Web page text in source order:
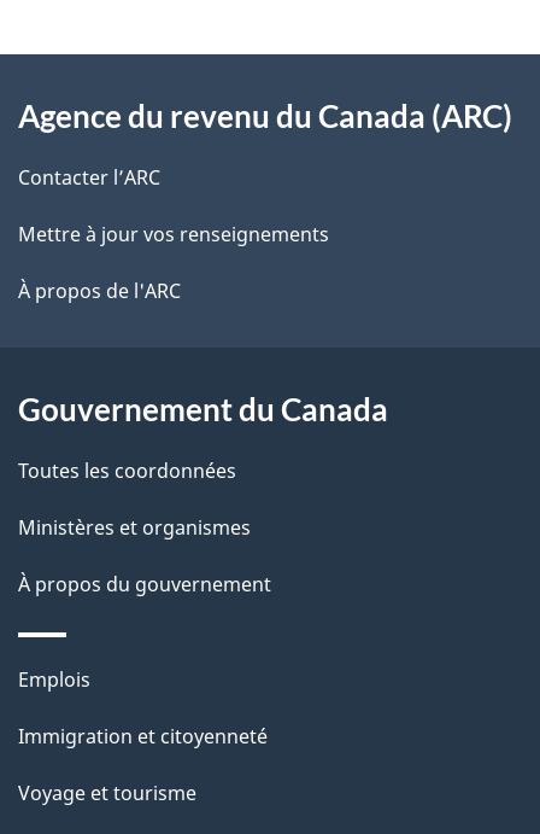
l
s
l
a
a
g
e
o
t
r
e
é
t
a
t
i
n
s
u
r
c
t
propos
de
ce
site
Agence du revenu du Canada (ARC)
Contacter l’ARC
Mettre à jour vos renseignements
À propos de l'ARC
Gouvernement du Canada
Toutes les coordonnées
Ministères et organismes
À propos du gouvernement
Thèmes
sujets
Emplois
Immigration et citoyenneté
Voyage et tourisme